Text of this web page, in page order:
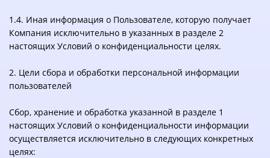
1.4. Иная информация о Пользователе, которую получает
Компания исключительно в указанных в разделе 2
настоящих Условий о конфиденциальности целях.
2. Цели сбора и обработки персональной информации
пользователей
Сбор, хранение и обработка указанной в разделе 1
настоящих Условий о конфиденциальности информации
осуществляется исключительно в следующих конкретных
целях: